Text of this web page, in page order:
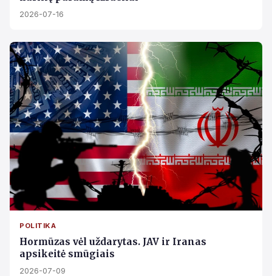
2026-07-16
POLITIKA
Hormūzas vėl uždarytas. JAV ir Iranas
apsikeitė smūgiais
2026-07-09